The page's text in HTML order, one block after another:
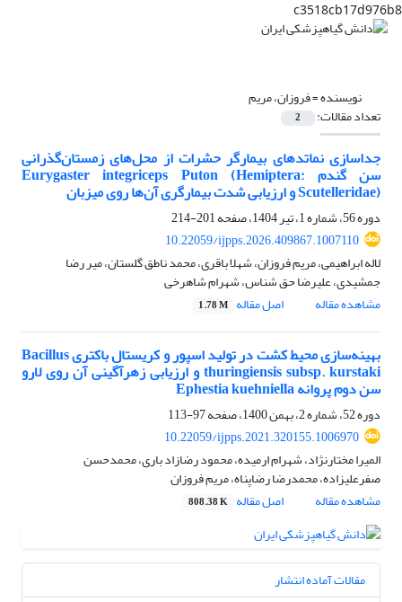
c3518cb17d976b8
نویسنده =فروزان، مریم
تعداد مقالات: 2
جداسازی نماتدهای بیمارگر حشرات از محل‌های زمستان‌گذرانی
سن گندم Eurygaster integriceps Puton (Hemiptera:
Scutelleridae) و ارزیابی شدت بیمارگری‌ آن‌ها روی میزبان
دوره 56، شماره 1، تیر 1404، صفحه
201-214
10.22059/ijpps.2026.409867.1007110
لاله ابراهیمی، مریم فروزان، شهلا باقری، محمد ناطق گلستان، میر رضا
جمشیدی، علیرضا حق شناس، شهرام شاهرخی
مشاهده مقاله
اصل مقاله 1.78 M
بهینه‌سازی محیط کشت در تولید اسپور و کریستال باکتری Bacillus
thuringiensis subsp. kurstaki و ارزیابی زهرآگینی آن روی لارو
سن دوم پروانه Ephestia kuehniella
دوره 52، شماره 2، بهمن 1400، صفحه
97-113
10.22059/ijpps.2021.320155.1006970
المیرا مختارنژاد، شهرام ارمیده، محمود رضازاد ‌باری، محمدحسن
صفرعلیزاده، محمدرضا رضاپناه، مریم فروزان
مشاهده مقاله
اصل مقاله 808.38 K
مقالات آماده انتشار